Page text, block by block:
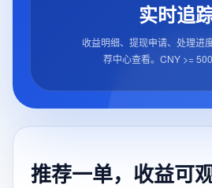
实时追
收益明细、提现申请、处理进
荐中心查看。CNY >= 500
推荐一单，收益可